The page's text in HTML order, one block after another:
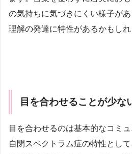
の気持ちに気づきにくい様子が
理解の発達に特性があるかもしれ
目を合わせることが少な
目を合わせるのは基本的なコミ
自閉スペクトラム症の特性とし